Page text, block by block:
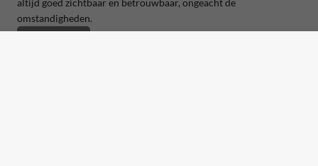
omstandigheden.